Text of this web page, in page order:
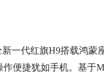
一代红旗H9搭载鸿蒙
作便捷犹如手机。基于